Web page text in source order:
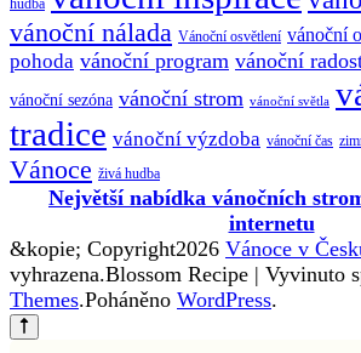
vánoční nálada Vánoční osvětlení vánoční
pohoda vánoční program vánoční
vánoční sezóna vánoční strom vánoční světla
tradice vánoční výzdoba vánoční čas
Vánoce živá hudba
Největší nabídka vánočních
internetu
&kopie; Copyright2026 Vánoce v
vyhrazena.Blossom Recipe | Vyvinuto
Themes.Poháněno WordPress.